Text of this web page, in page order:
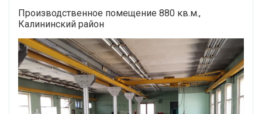
Производственное помещение 880 кв.м.,
Калининский район